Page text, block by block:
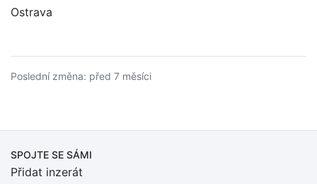
Ostrava
Poslední změna: před 7 měsíci
SPOJTE SE SÁMI
Přidat inzerát